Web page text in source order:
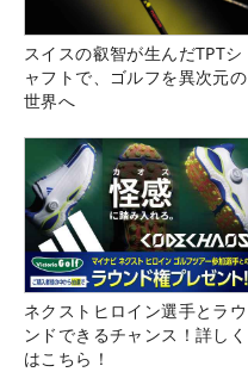
スイスの叡智が生んだTPTシ
ャフトで、ゴルフを異次元の
世界へ
ネクストヒロイン選手とラウ
ンドできるチャンス！詳しく
はこちら！